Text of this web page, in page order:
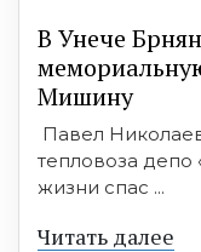
В Унече
Мишину
Павел
тепловоза депо
жизни спас ...
Читать далее